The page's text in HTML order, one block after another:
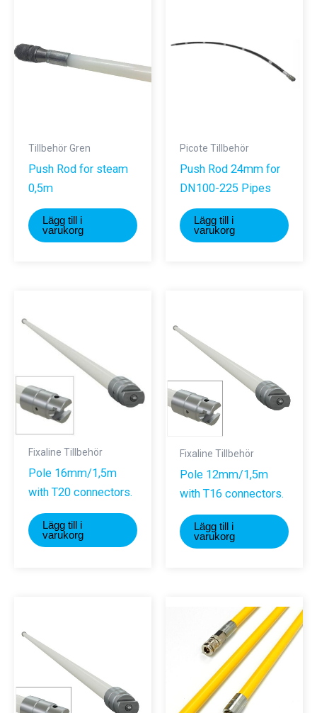
Tillbehör Gren
Push Rod for steam
0,5m
Lägg till i
varukorg
Picote Tillbehör
Push Rod 24mm for
DN100-225 Pipes
Lägg till i
varukorg
Fixaline Tillbehör
Pole 16mm/1,5m
with T20 connectors.
Lägg till i
varukorg
Fixaline Tillbehör
Pole 12mm/1,5m
with T16 connectors.
Lägg till i
varukorg